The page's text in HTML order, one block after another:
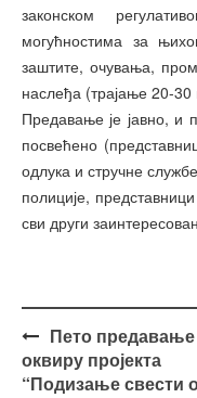
законском
могућностима за
заштите, очувања,
наслеђа (трајање 20-30
Предавање је јавно, и
посвећено
одлука и стручне
полиције,
сви други
Post
navigation
Пето
оквиру пројекта
“Подизање свести